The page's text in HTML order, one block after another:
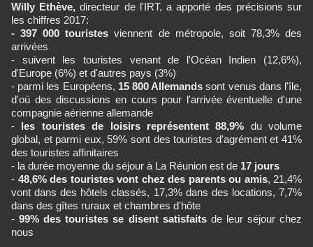
Willy Ethève, directeur de l'IRT, a apporté des précisions sur
les chiffres 2017:
- 397 000 touristesviennent de métropole, soit 78,3% des
arrivées
- suivent les touristes venant de l'Océan Indien (12,6%),
d'Europe (6%) et d'autres pays (3%)
- parmi les Européens, 15 800 Allemands sont venus dans l'île,
d'où des discussions en cours pour l'arrivée éventuelle d'une
compagnie aérienne allemande
- les touristes de loisirs représentent 88,9% du volume
global, et parmi eux, 59% sont des touristes d'agrément et 41%
des touristes affinitaires
- la durée moyenne du séjour à La Réunion est de 17 jours
- 48,6% des touristes vont chez des parents ou amis, 21,4%
vont dans des hôtels classés, 17,3% dans des locations, 7,7%
dans des gîtes ruraux et chambres d'hôte
-99% des touristes se disent satisfaitsde leur séjour chez
nous